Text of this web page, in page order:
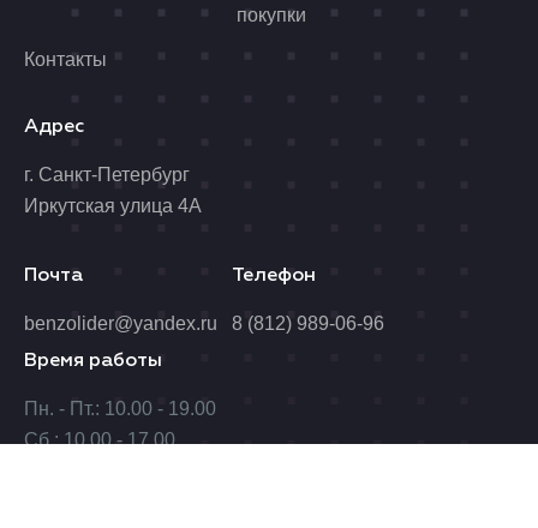
покупки
Контакты
Адрес
г. Санкт-Петербург
Иркутская улица 4А
Время работы
Пн. - Пт.: 10.00 - 19.00
Сб.: 10.00 - 17.00
Почта
benzolider@yandex.ru
Телефон
8 (812) 989-06-96